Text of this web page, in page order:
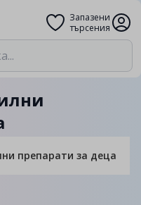
Запазени
търсения
препарати за деца